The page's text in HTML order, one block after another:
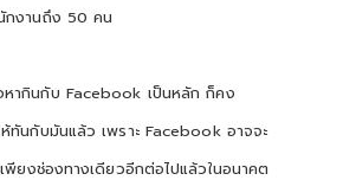
งานถึง 50 คน
ากินกับ Facebook เป็นหลัก ก็คง
ทันกับมันแล้ว เพราะ Facebook อาจจะ
พียงช่องทางเดียวอีกต่อไปแล้วในอนาคต